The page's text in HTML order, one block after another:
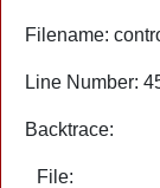
Filename:
Line Number:
Backtrace:
File: